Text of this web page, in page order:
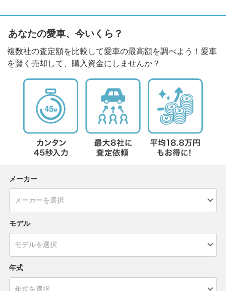
あなたの愛車、今いくら？
複数社の査定額を比較して愛車の最高額を調べよう！愛車
を賢く売却して、購入資金にしませんか？
メーカー
モデル
年式